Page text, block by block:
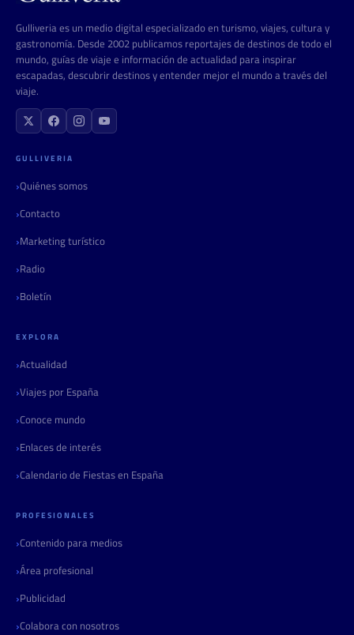
Gulliveria es un medio digital especializado en turismo, viajes, cultura y
gastronomía. Desde 2002 publicamos reportajes de destinos de todo el
mundo, guías de viaje e información de actualidad para inspirar
escapadas, descubrir destinos y entender mejor el mundo a través del
viaje.
GULLIVERIA
Quiénes somos
Contacto
Marketing turístico
Radio
Boletín
EXPLORA
Actualidad
Viajes por España
Conoce mundo
Enlaces de interés
Calendario de Fiestas en España
PROFESIONALES
Contenido para medios
Área profesional
Publicidad
Colabora con nosotros